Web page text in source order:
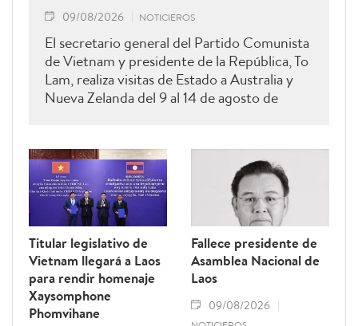
09/08/2026 NOTICIEROS
El secretario general del Partido Comunista
de Vietnam y presidente de la República, To
Lam, realiza visitas de Estado a Australia y
Nueva Zelanda del 9 al 14 de agosto de
Titular legislativo de
Vietnam llegará a Laos
para rendir homenaje
Xaysomphone
Phomvihane
Fallece presidente de
Asamblea Nacional de
Laos
09/08/2026